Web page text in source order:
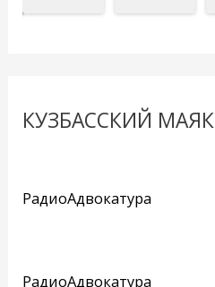
КУЗБАССКИЙ МАЯК
РадиоАдвокатура
РадиоАдвокатура